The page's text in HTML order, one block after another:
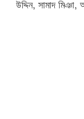
উদ্দিন, সামাদ